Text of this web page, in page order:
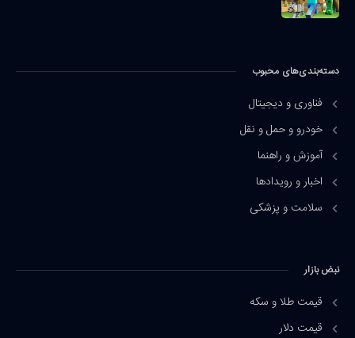
دسته‌بندی‌های محبوب
فناوری و دیجیتال
خودرو و حمل و نقل
آموزش و راهنما
اخبار و رویدادها
سلامت و پزشکی
نبض بازار
قیمت طلا و سکه
قیمت دلار